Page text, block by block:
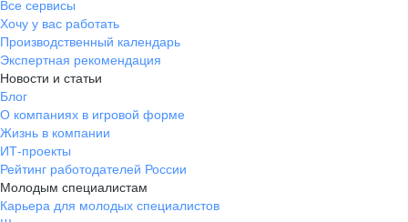
Все сервисы
Хочу у вас работать
Производственный календарь
Экспертная рекомендация
Новости и статьи
Блог
О компаниях в игровой форме
Жизнь в компании
ИТ-проекты
Рейтинг работодателей России
Молодым специалистам
Карьера для молодых специалистов